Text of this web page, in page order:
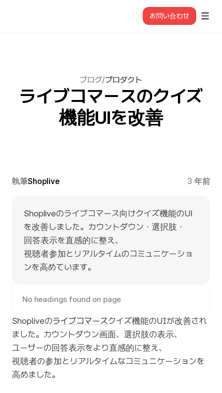
お問い合わせ
ブログ/プロダクト
ライブコマースのクイズ
機能UIを改善
執筆Shoplive 3 年前
Shopliveのライブコマース向けクイズ機能のUI
を改善しました。カウントダウン・選択肢・
回答表示を直感的に整え、
視聴者参加とリアルタイムのコミュニケーショ
ンを高めています。
No headings found on page
Shopliveのライブコマースクイズ機能のUIが改善され
ました。カウントダウン画面、選択肢の表示、
ユーザーの回答表示をより直感的に整え、
視聴者の参加とリアルタイムなコミュニケーションを
高めました。